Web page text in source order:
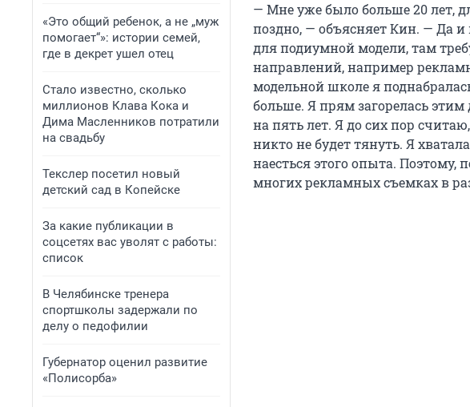
«Это общий ребенок, а не „муж
помогает“»: истории семей,
где в декрет ушел отец
Стало известно, сколько
миллионов Клава Кока и
Дима Масленников потратили
на свадьбу
Текслер посетил новый
детский сад в Копейске
За какие публикации в
соцсетях вас уволят с работы:
список
В Челябинске тренера
спортшколы задержали по
делу о педофилии
Губернатор оценил развитие
«Полисорба»
— Мне уже было больше 20 лет,
поздно, — объясняет Кин. — Да и
для подиумной модели, там
направлений, например
модельной школе я
больше. Я прям загорелась
на пять лет. Я до сих пор
никто не будет тянуть. Я
наесться этого опыта. Поэтому,
многих рекламных съемках в